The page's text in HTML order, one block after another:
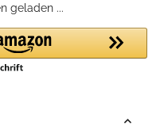
geladen ...